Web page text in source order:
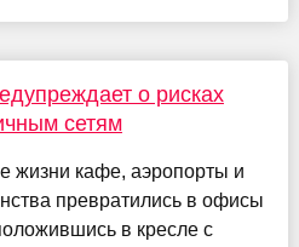
о рисках
сетям
жизни кафе, аэропорты и
превратились в офисы
в кресле с